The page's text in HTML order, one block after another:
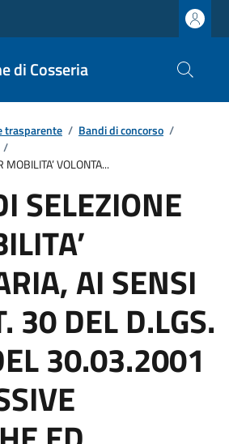
di Cosseria
trasparente / Bandi di concorso /
/
VOLONTA...
SELEZIONE
AI SENSI
30 DEL D.LGS.
30.03.2001